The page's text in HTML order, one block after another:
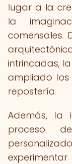
lugar a la
la
comensales.
intrincadas,
ampliado
repostería.
Además, la
proceso